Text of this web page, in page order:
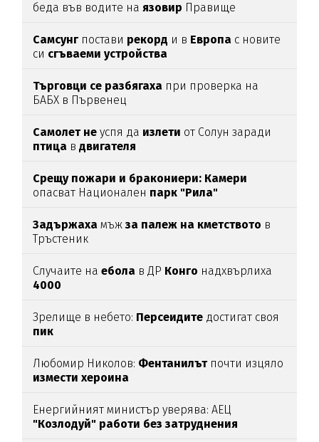
беда във водите наязовир Правище
Самсунг постави рекорд и в Европа с новите
си сгъваеми устройства
Търговци се разбягаха при проверка на
БАБХ в Първенец
Самолет не успя да излети от Солун заради
птица вдвигателя
Срещу пожари и бракониери: Камери
опасват Национален парк "Рила"
Задържаха мъжза палеж на кметството в
Тръстеник
Случаите наебола в ДР Конго надхвърлиха
4000
Зрелище в небето: Персеидите достигат своя
пик
Любомир Николов: Фентанилътпочти изцяло
измести хероина
Енергийният министър уверява: АЕЦ
"Козлодуй" работи без затруднения